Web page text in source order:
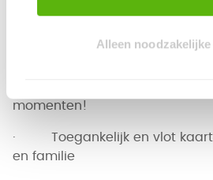
Alleen
momenten!
· Toegankelijk en vlot
en familie